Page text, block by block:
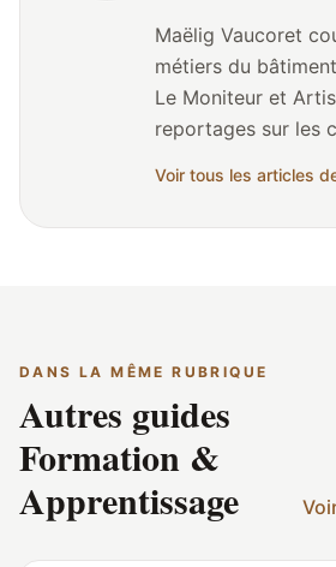
Maëlig Vaucoret
métiers du
Le Moniteur et
reportages sur les
bâtiment (père
journalisme de
des clichés ou des
Voir tous les articles
DANS LA MÊME RUBRIQUE
Autres guides
Formation &
Apprentissage